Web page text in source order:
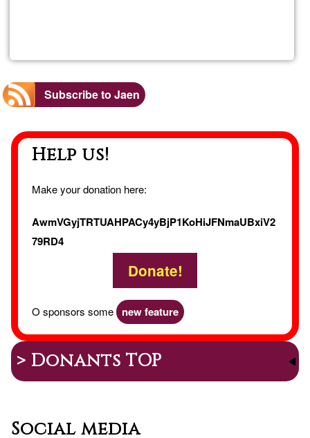
El
Subscribe to Jaen
Help us!
Make your donation here:
AwmVGyjTRTUAHPACy4yBjP1KoHiJFNmaUBxiV2
79RD4
Donate!
O sponsors some new feature
> Donants TOP
Social media